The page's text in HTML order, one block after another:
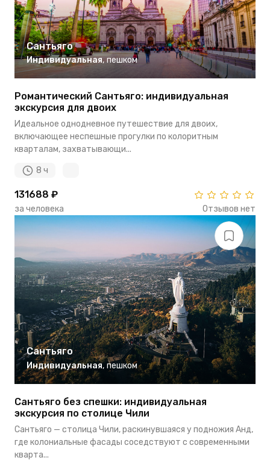
Сантьяго
Индивидуальная, пешком
Романтический Сантьяго: индивидуальная
экскурсия для двоих
Идеальное однодневное путешествие для двоих,
включающее неспешные прогулки по колоритным
кварталам, захватывающи...
8 ч
131688 ₽
за человека Отзывов нет
Сантьяго
Индивидуальная, пешком
Сантьяго без спешки: индивидуальная
экскурсия по столице Чили
Сантьяго — столица Чили, раскинувшаяся у подножия Анд,
где колониальные фасады соседствуют с современными
кварта...